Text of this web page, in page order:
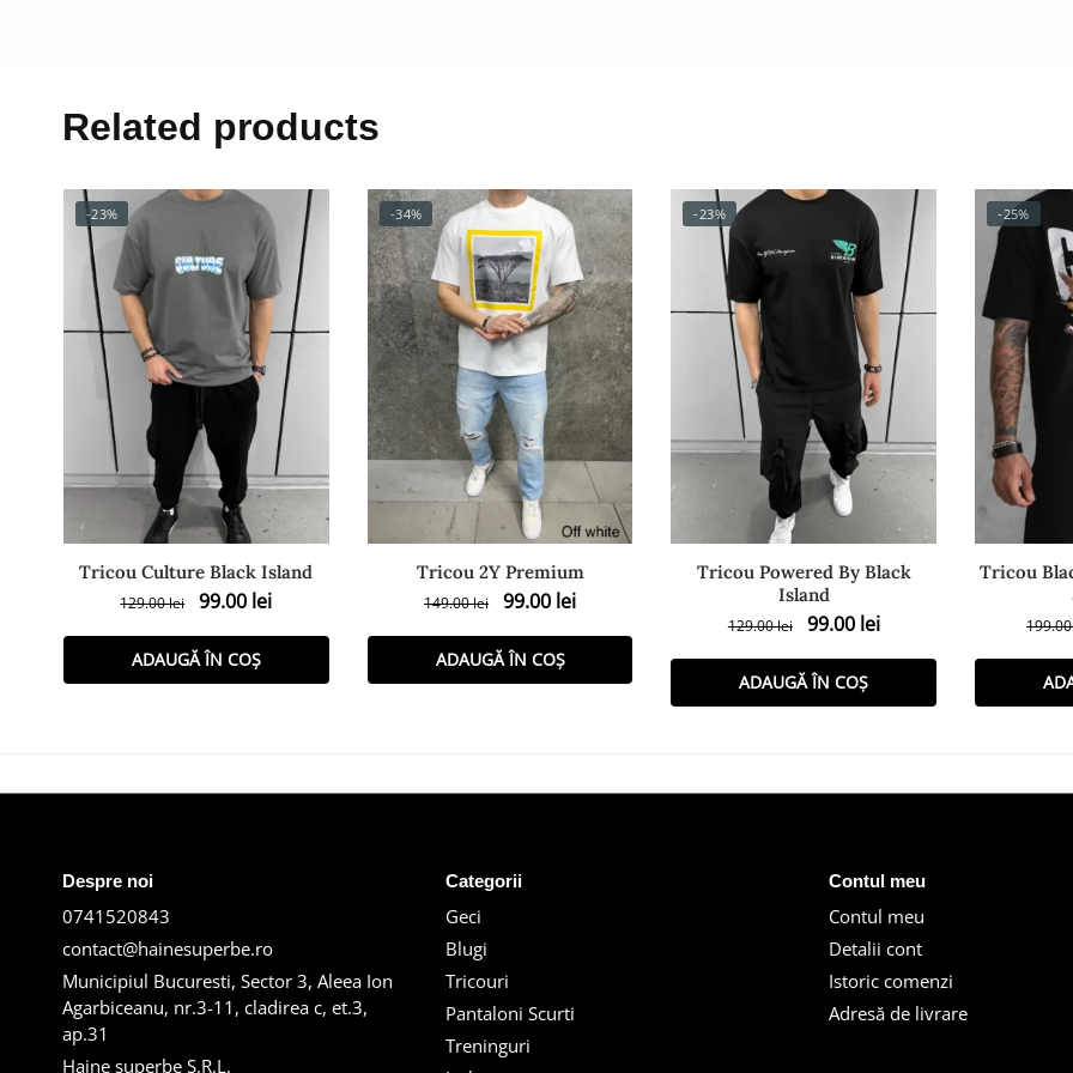
Related products
-23%
Tricou Culture Black Island
129.00lei 99.00 lei
ADAUGĂ ÎN COȘ
-34%
Tricou 2Y Premium
149.00lei 99.00 lei
ADAUGĂ ÎN COȘ
-23%
Tricou Powered By Black
Island
129.00lei 99.00 lei
ADAUGĂ ÎN COȘ
-25%
Tricou
Despre noi
0741520843
contact@hainesuperbe.ro
Municipiul Bucuresti, Sector 3, Aleea Ion
Agarbiceanu, nr.3-11, cladirea c, et.3,
ap.31
Haine superbe S.R.L.
Categorii
Geci
Blugi
Tricouri
Pantaloni Scurti
Treninguri
Contul meu
Contul meu
Detalii cont
Istoric comenzi
Adresă de livrare